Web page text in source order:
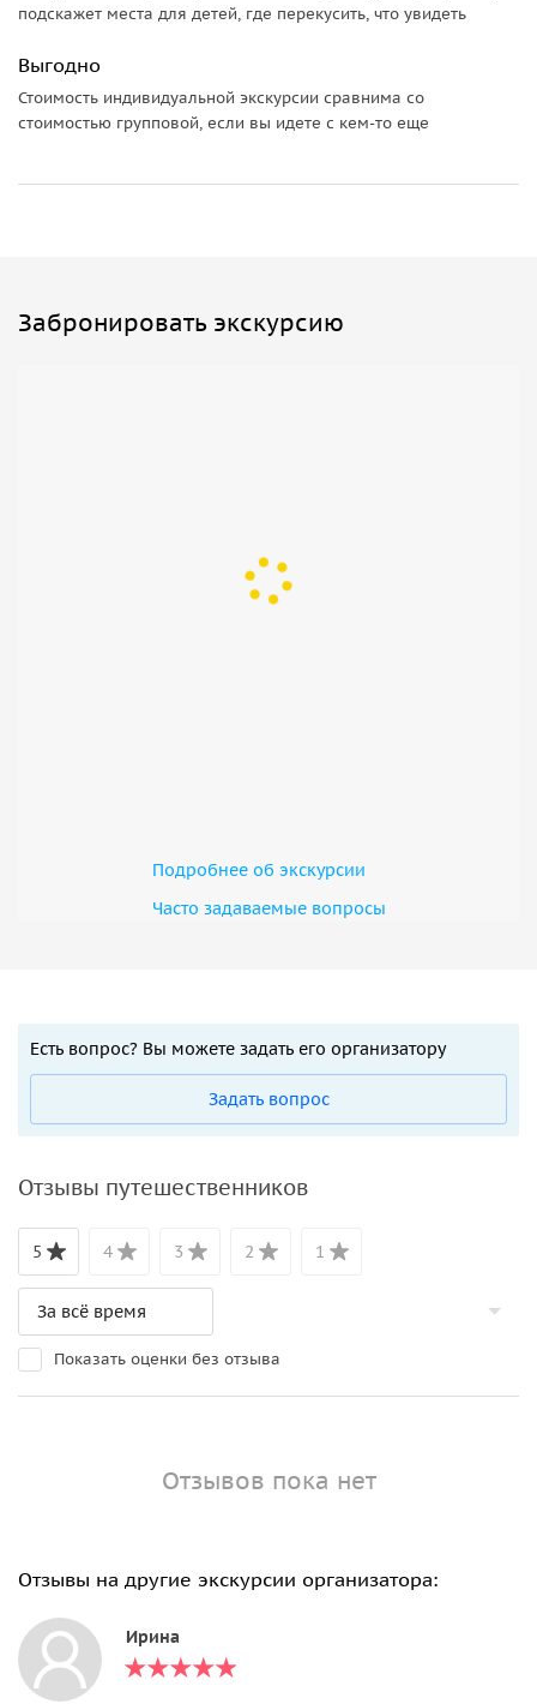
подскажет места для детей, где перекусить, что увидеть
Выгодно
Стоимость индивидуальной экскурсии сравнима со
стоимостью групповой, если вы идете с кем-то еще
Забронировать экскурсию
Подробнее об экскурсии
Часто задаваемые вопросы
Есть вопрос? Вы можете задать его организатору
Задать вопрос
Отзывы путешественников
5 4 3 2 1
Показать оценки без отзыва
Отзывов пока нет
Отзывы на другие экскурсии организатора:
Ирина